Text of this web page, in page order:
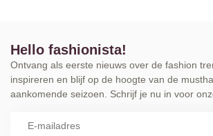
Hello fashionista!
Ontvang als eerste nieuws over de fashion
inspireren en blijf op de hoogte van de
aankomende seizoen. Schrijf je nu in voor